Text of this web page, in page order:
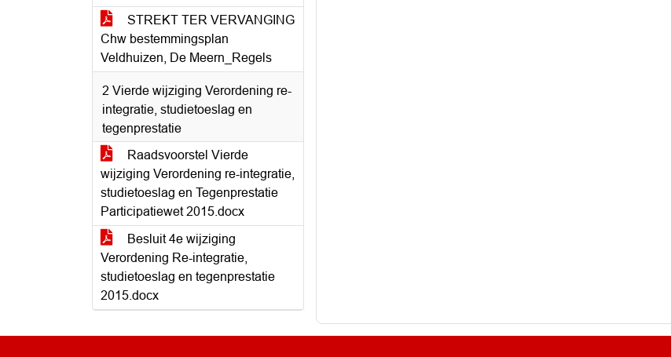
STREKT TER VERVANGING
Chw bestemmingsplan
Veldhuizen, De Meern_Regels
2 Vierde wijziging Verordening re-
integratie, studietoeslag en
tegenprestatie
Raadsvoorstel Vierde
wijziging Verordening re-integratie,
studietoeslag en Tegenprestatie
Participatiewet 2015.docx
Besluit 4e wijziging
Verordening Re-integratie,
studietoeslag en tegenprestatie
2015.docx